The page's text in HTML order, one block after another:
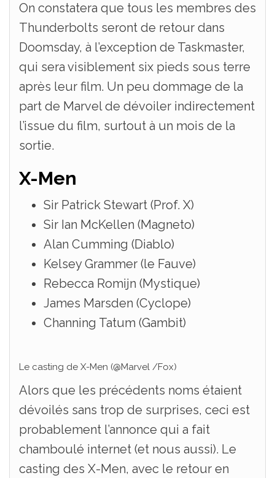
On constatera que tous les membres des
Thunderbolts seront de retour dans
Doomsday, à l’exception de Taskmaster,
qui sera visiblement six pieds sous terre
après leur film. Un peu dommage de la
part de Marvel de dévoiler indirectement
l’issue du film, surtout à un mois de la
sortie.
X-Men
Sir Patrick Stewart (Prof. X)
Sir Ian McKellen (Magneto)
Alan Cumming (Diablo)
Kelsey Grammer (le Fauve)
Rebecca Romijn (Mystique)
James Marsden (Cyclope)
Channing Tatum (Gambit)
Le casting de X-Men (@Marvel /Fox)
Alors que les précédents noms étaient
dévoilés sans trop de surprises, ceci est
probablement l’annonce qui a fait
chamboulé internet (et nous aussi). Le
casting des X-Men, avec le retour en